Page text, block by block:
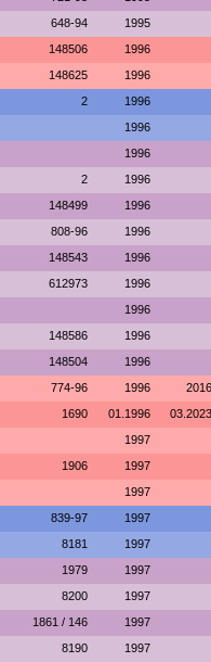
648-94 1995
148506 1996
148625 1996
2 1996
1996
1996
2 1996
148499 1996
808-96 1996
148543 1996
612973 1996
1996
148586 1996
148504 1996
774-96 1996 2016
1690 01.1996 03.2023
1997
1906 1997
1997
839-97 1997
8181 1997
1979 1997
8200 1997
1861 / 146 1997
8190 1997